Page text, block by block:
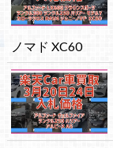
ノマド XC60